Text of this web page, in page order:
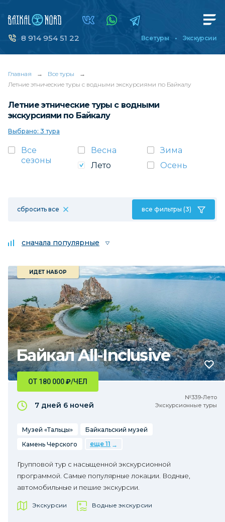
8 914 954 51 22 Все туры Экскурсии
Главная → Все туры
→
Летние этнические туры с водными экскурсиями по Байкалу
Летние этнические туры с водными
экскурсиями по Байкалу
Выбрано: 3 тура
Все
сезоны
Весна
Зима
Лето
Осень
сбросить все все фильтры (3)
сначала популярные
Байкал All-Inclusive
ИДЕТ НАБОР
№339•Лето
Экскурсионные туры
ОТ 180 000₽/ЧЕЛ
7 дней 6 ночей
Музей «Тальцы»
Байкальский музей
Камень Черского
еще 11
Групповой тур с насыщенной экскурсионной
программой. Самые популярные локации. Водные,
автомобильные и пешие экскурсии.
Экскурсии Водные экскурсии